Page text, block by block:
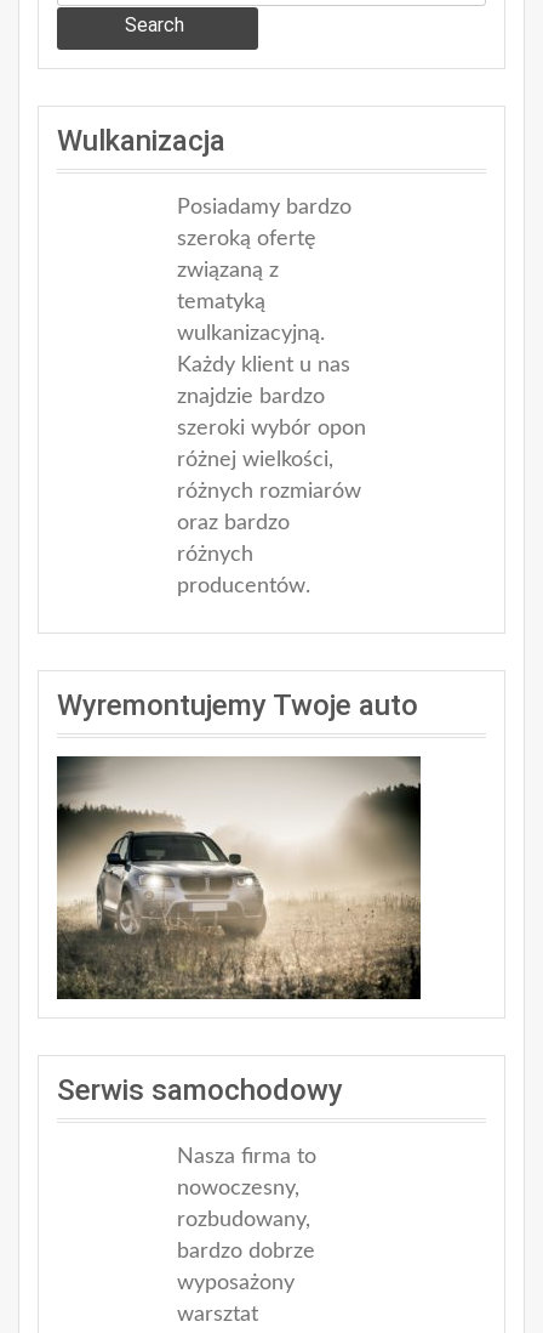
Search
Wulkanizacja
Posiadamy bardzo
szeroką ofertę
związaną z
tematyką
wulkanizacyjną.
Każdy klient u nas
znajdzie bardzo
szeroki wybór opon
różnej wielkości,
różnych rozmiarów
oraz bardzo
różnych
producentów.
Wyremontujemy Twoje auto
Serwis samochodowy
Nasza firma to
nowoczesny,
rozbudowany,
bardzo dobrze
wyposażony
warsztat